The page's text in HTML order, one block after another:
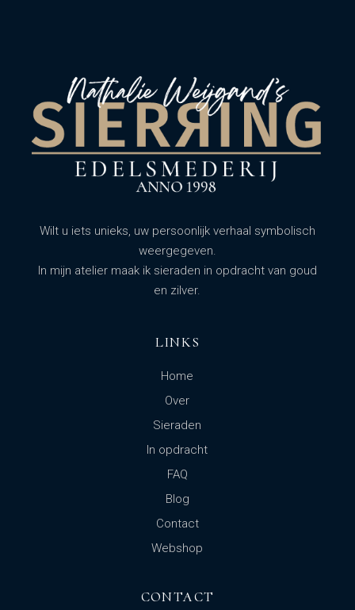
Wilt u iets unieks, uw persoonlijk verhaal symbolisch
weergegeven.
In mijn atelier maak ik sieraden in opdracht van goud
en zilver.
LINKS
Home
Over
Sieraden
In opdracht
FAQ
Blog
Contact
Webshop
CONTACT